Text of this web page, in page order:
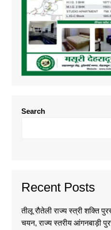
Search
Recent Posts
तीलू रौतेली राज्य स्त्री शक्ति
चयन, राज्य स्तरीय आंगनबाड़ी